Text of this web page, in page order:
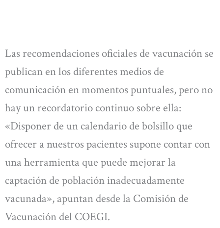
Las recomendaciones oficiales de vacunación se
publican en los diferentes medios de
comunicación en momentos puntuales, pero no
hay un recordatorio continuo sobre ella:
«Disponer de un calendario de bolsillo que
ofrecer a nuestros pacientes supone contar con
una herramienta que puede mejorar la
captación de población inadecuadamente
vacunada», apuntan desde la Comisión de
Vacunación del COEGI.